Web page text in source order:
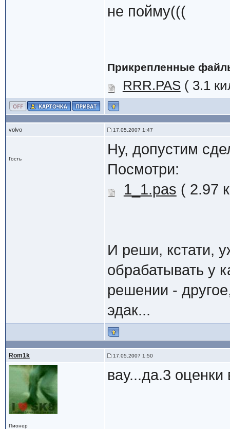
не пойму(((
Прикрепленные
RRR.PAS( 3.1
volvo 17.05.2007 1:47
Гость
Ну, допустим
Посмотри:
1_1.pas ( 2.97
И реши, кстати,
обрабатывать у
решении -
эдак...
Rom1k 17.05.2007 1:50
Пионер
вау...да.3 оценки